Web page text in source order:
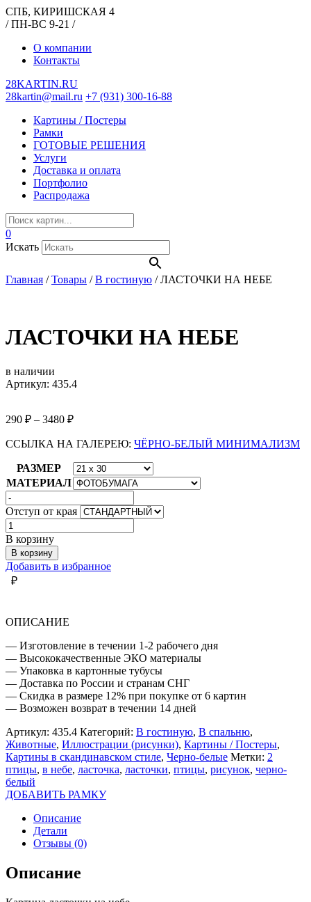
СПБ, КИРИШСКАЯ 4
/ ПН-ВС 9-21 /
О компании
Контакты
28KARTIN.RU
28kartin@mail.ru +7 (931) 300-16-88
Картины / Постеры
Рамки
ГОТОВЫЕ РЕШЕНИЯ
Услуги
Доставка и оплата
Портфолио
Распродажа
0
Искать
Главная /Товары /В гостиную /ЛАСТОЧКИ НА НЕБЕ
ЛАСТОЧКИ НА НЕБЕ
в наличии
Артикул: 435.4
290 ₽ – 3480 ₽
ССЫЛКА НА ГАЛЕРЕЮ: ЧЁРНО-БЕЛЫЙ МИНИМАЛИЗМ
РАЗМЕР
МАТЕРИАЛ
Отступ от края
Количество
товара
ЛАСТОЧКИ
НА
НЕБЕ
В корзину
В корзину
Добавить в избранное
₽
ОПИСАНИЕ
— Изготовление в течении 1-2 рабочего дня
— Высококачественные ЭКО материалы
— Упаковка в картонные тубусы
— Доставка по России и странам СНГ
— Скидка в размере 12% при покупке от 6 картин
— Возможен возврат в течении 14 дней
Артикул: 435.4 Категорий: В гостиную, В спальню,
Животные, Иллюстрации (рисунки), Картины / Постеры,
Картины в скандинавском стиле, Черно-белые Метки: 2
птицы, в небе, ласточка, ласточки, птицы, рисунок, черно-
белый
ДОБАВИТЬ РАМКУ
Описание
Детали
Отзывы (0)
Описание